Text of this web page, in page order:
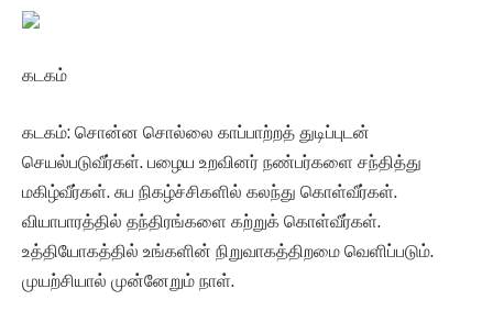
கடகம்
கடகம்: சொன்ன சொல்லை காப்பாற்றத் துடிப்புடன்
செயல்படுவீர்கள். பழைய உறவினர் நண்பர்களை சந்தித்து
மகிழ்வீர்கள். சுப நிகழ்ச்சிகளில் கலந்து கொள்வீர்கள்.
வியாபாரத்தில் தந்திரங்களை கற்றுக் கொள்வீர்கள்.
உத்தியோகத்தில் உங்களின் நிறுவாகத்திறமை வெளிப்படும்.
முயற்சியால் முன்னேறும் நாள்.